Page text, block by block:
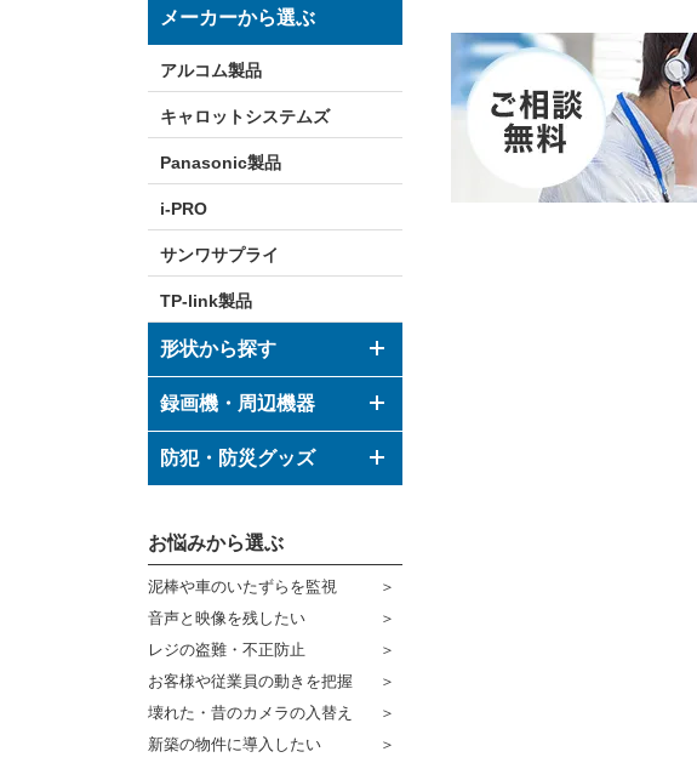
メーカーから選ぶ
アルコム製品
キャロットシステムズ
Panasonic製品
i-PRO
サンワサプライ
TP-link製品
形状から探す
ドーム型カメラ
ボックス型カメラ
その他形状のカメラ
録画機・周辺機器
デジタルレコーダー
ハウジング
ブラケット
ケーブル
コネクター
その他周辺機器
防犯・防災グッズ
防災グッズ
センサーライト・アラーム
防犯ステッカー
宅配ボックス
お悩みから選ぶ
泥棒や車のいたずらを監視
音声と映像を残したい
レジの盗難・不正防止
お客様や従業員の動きを把握
壊れた・昔のカメラの入替え
新築の物件に導入したい